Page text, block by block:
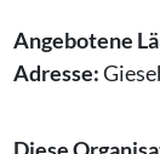
Angebotene
Adresse: